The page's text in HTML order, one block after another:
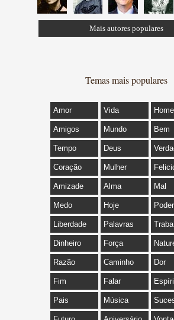
Mais autores populares
Temas mais populares
Amor Vida
Amigos Mundo Bem
Tempo Deus
Coração Mulher
Amizade Alma Mal
Medo Hoje Poder
Liberdade Palavras
Dinheiro Força
Razão Caminho Dor
Fim Falar
Pais Música